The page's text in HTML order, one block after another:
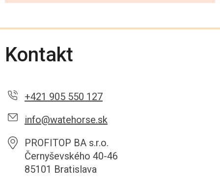
Kontakt
+421 905 550 127
info@watehorse.sk
PROFITOP BA s.r.o.
Černyševského 40-46
85101 Bratislava